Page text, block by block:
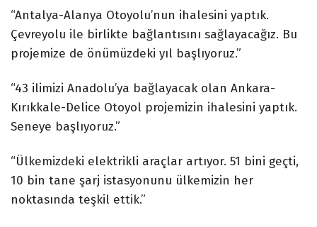
“Antalya-Alanya Otoyolu’nun ihalesini yaptık.
Çevreyolu ile birlikte bağlantısını sağlayacağız. Bu
projemize de önümüzdeki yıl başlıyoruz.”
“43 ilimizi Anadolu’ya bağlayacak olan Ankara-
Kırıkkale-Delice Otoyol projemizin ihalesini yaptık.
Seneye başlıyoruz.”
“Ülkemizdeki elektrikli araçlar artıyor. 51 bini geçti,
10 bin tane şarj istasyonunu ülkemizin her
noktasında teşkil ettik.”